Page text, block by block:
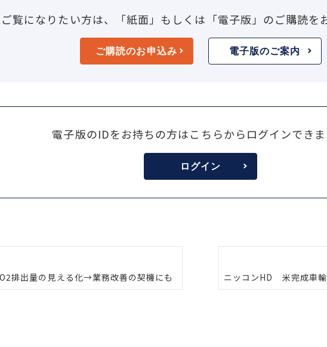
覧になりたい方は、「紙面」もしくは「電子版」のご購読を
ご購読のお申込み 電子版のご案内
電子版のIDをお持ちの方はこちらからログインできま
ログイン
排出量の見える化→業務改善の契機にも ニッコンHD 米完成車